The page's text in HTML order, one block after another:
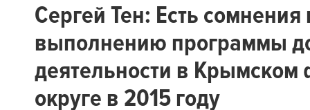
Сергей Тен: Есть сомнения
выполнению программы
деятельности в
округе в 2015 году